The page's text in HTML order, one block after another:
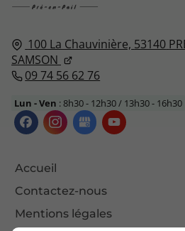
100 La Chauvinière, 53140
SAMSON
09 74 56 62 76
Lun - Ven : 8h30 - 12h30 / 13h30 - 16h30
Accueil
Contactez-nous
Mentions légales